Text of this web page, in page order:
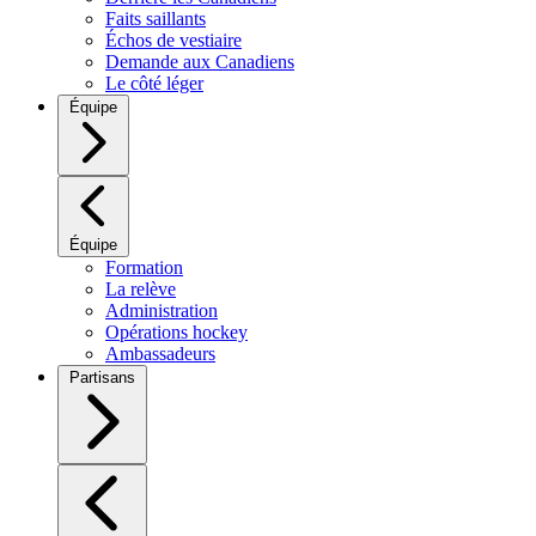
Faits saillants
Échos de vestiaire
Demande aux Canadiens
Le côté léger
Équipe
Équipe
Formation
La relève
Administration
Opérations hockey
Ambassadeurs
Partisans